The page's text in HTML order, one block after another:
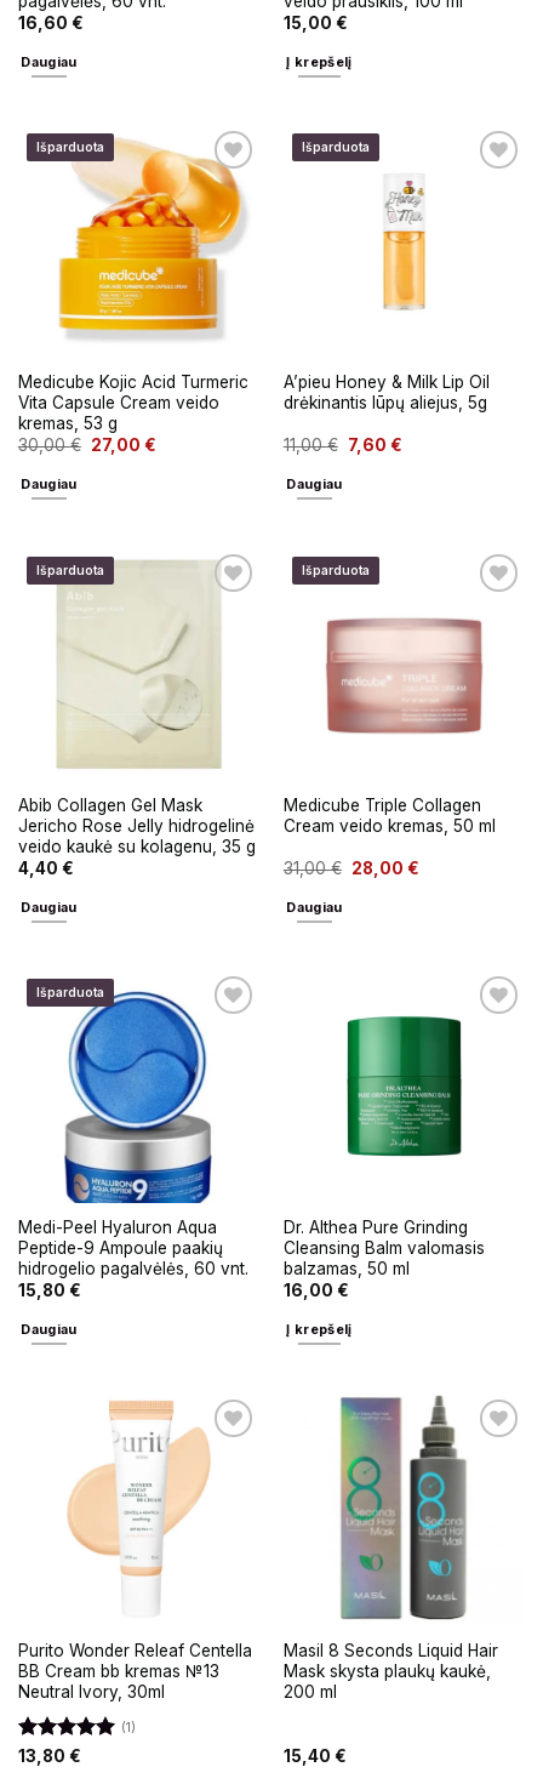
16,60 €
Daugiau
15,00 €
Į krepšelį
Išparduota
Medicube Kojic Acid Turmeric
Vita Capsule Cream veido
kremas, 53 g
30,00€ 27,00 €
Daugiau
Išparduota
A’pieu Honey & Milk Lip Oil
drėkinantis lūpų aliejus, 5g
11,00€ 7,60 €
Daugiau
Išparduota
Abib Collagen Gel Mask
Jericho Rose Jelly hidrogelinė
veido kaukė su kolagenu, 35 g
4,40 €
Daugiau
Išparduota
Medicube Triple Collagen
Cream veido kremas, 50 ml
31,00€ 28,00 €
Daugiau
Išparduota
Medi-Peel Hyaluron Aqua
Peptide-9 Ampoule paakių
hidrogelio pagalvėlės, 60 vnt.
15,80 €
Daugiau
Dr. Althea Pure Grinding
Cleansing Balm valomasis
balzamas, 50 ml
16,00 €
Į krepšelį
Purito Wonder Releaf Centella
BB Cream bb kremas №13
Neutral Ivory, 30ml
Įvertinimas:
(1)
13,80 €
Masil 8 Seconds Liquid Hair
Mask skysta plaukų kaukė,
200 ml
15,40 €